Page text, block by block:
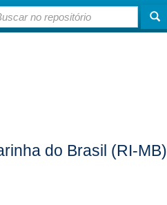
do Brasil (RI-MB)